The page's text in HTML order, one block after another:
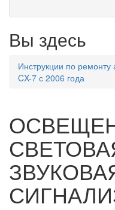
Вы здесь
Инструкции по ремонту
CX-7 с 2006 года